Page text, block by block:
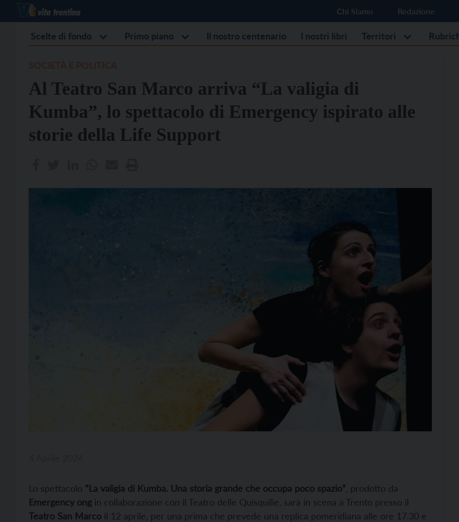
Chi Siamo Redazione
Scelte di fondo Primo piano Il nostro centenario I nostri libri Territori
Al Teatro San Marco arriva “La valigia di
Kumba”, lo spettacolo di Emergency ispirato alle
storie della Life Support
Lo spettacolo “La valigia di Kumba. Una storia grande che occupa poco spazio” , prodotto da
Emergency ong in collaborazione con il Teatro delle Quisquilie, sarà in scena a Trento presso il
Teatro San Marco il 12 aprile, per una prima che prevede una replica pomeridiana alle ore 17.30 e